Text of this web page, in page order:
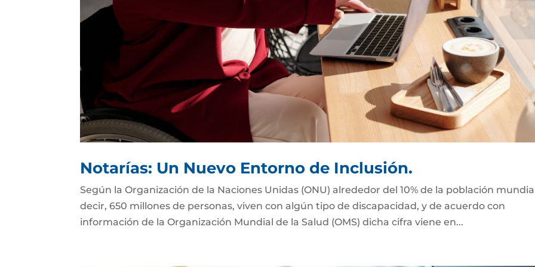
Notarías: Un Nuevo Entorno de Inclusión.
Según la Organización de la Naciones Unidas (ONU) alrededor del 10% de la población
decir, 650 millones de personas, viven con algún tipo de discapacidad, y de acuerdo con
información de la Organización Mundial de la Salud (OMS) dicha cifra viene en...